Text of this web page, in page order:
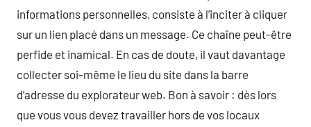
informations personnelles, consiste à l’inciter à cliquer
sur un lien placé dans un message. Ce chaîne peut-être
perfide et inamical. En cas de doute, il vaut davantage
collecter soi-même le lieu du site dans la barre
d’adresse du explorateur web. Bon à savoir : dès lors
que vous vous devez travailler hors de vos locaux